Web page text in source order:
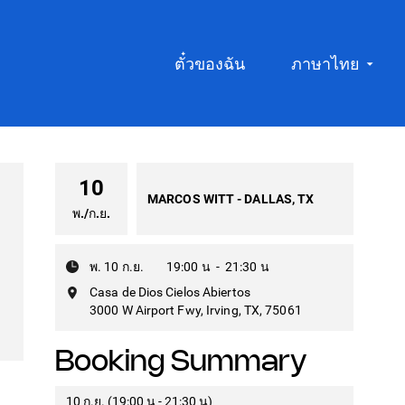
ภาษาไทย
ตั๋วของฉัน
10
พ./ก.ย.
MARCOS WITT - DALLAS, TX
พ. 10 ก.ย. 19:00 น - 21:30 น
Casa de Dios Cielos Abiertos
3000 W Airport Fwy, Irving, TX, 75061
Booking Summary
10 ก.ย. (19:00 น - 21:30 น)